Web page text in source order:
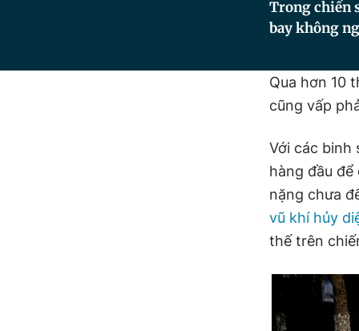
Trong chiến
bay không
Qua hơn 10
cũng vấp
Với các binh
hàng đầu để
nặng chưa
vũ khí hủy
thế trên